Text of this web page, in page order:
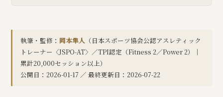
執筆・監修： 岡本隼人 （日本スポーツ協会公認アスレティック
トレーナー〈JSPO-AT〉／TPI認定（Fitness 2／Power 2）｜
累計20,000セッション以上）
公開日：2026-01-17 ／ 最終更新日：2026-07-22